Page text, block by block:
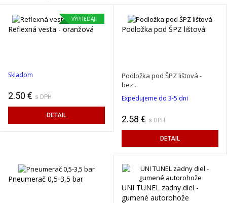
VÝPREDAJ!
Reflexná vesta - oranžová
Skladom
2.50 € s DPH
DETAIL
Podložka pod ŠPZ lištová
Podložka pod ŠPZ lištová -
bez...
Expedujeme do 3-5 dni
2.58 € s DPH
DETAIL
Pneumerač 0,5-3,5 bar
UNI TUNEL zadny diel -
gumené autorohože